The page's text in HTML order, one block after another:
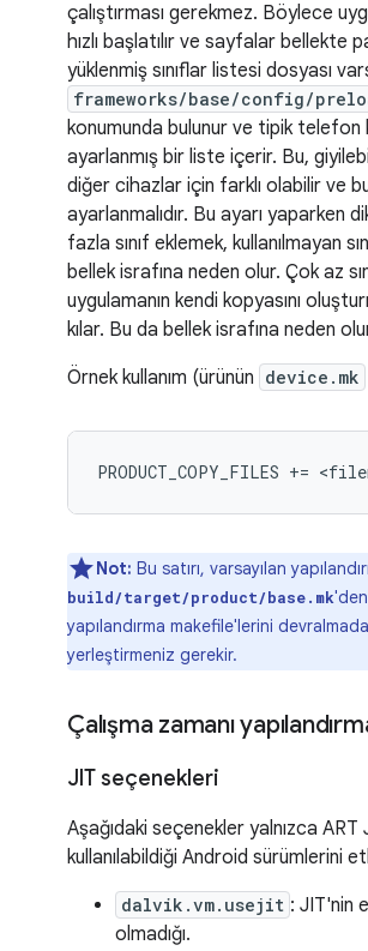
çalıştırması gerekmez. Böylece
hızlı başlatılır ve sayfalar bellekte
yüklenmiş sınıflar listesi dosyası
frameworks/base/config/
konumunda bulunur ve tipik telefon
ayarlanmış bir liste içerir. Bu,
diğer cihazlar için farklı olabilir ve
ayarlanmalıdır. Bu ayarı yaparken
fazla sınıf eklemek, kullanılmayan
bellek israfına neden olur. Çok az
uygulamanın kendi kopyasını
kılar. Bu da bellek israfına neden
Örnek kullanım (ürünün device.mk
Not: Bu satırı, varsayılan
build/target/product/base.mk
yapılandırma makefile'lerini
yerleştirmeniz gerekir.
Çalışma zamanı
JIT seçenekleri
Aşağıdaki seçenekler yalnızca
kullanılabildiği Android sürümlerini
dalvik.vm.usejit : JIT'nin
olmadığı.